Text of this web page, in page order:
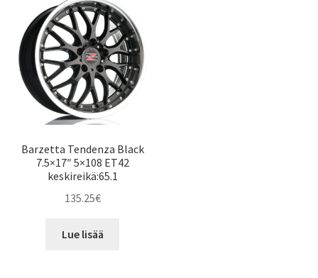
Barzetta Tendenza Black
7.5×17″ 5×108 ET42
keskireikä:65.1
135.25€
Lue lisää